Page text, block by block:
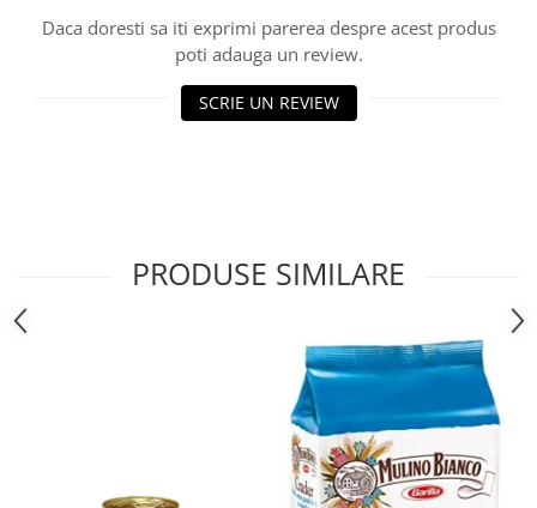
Bere italiana
Bauturi aperitive, alcoolice
Produse fara gluten
Produse de panificatie
Daca doresti sa iti exprimi parerea despre acest produs
poti adauga un review.
SCRIE UN REVIEW
PRODUSE SIMILARE